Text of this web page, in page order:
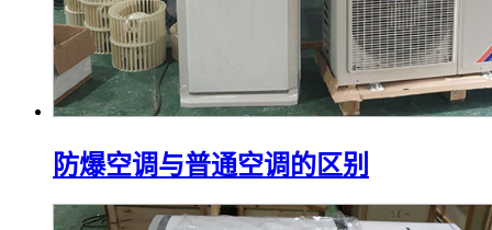
防爆空调与普通空调的区别